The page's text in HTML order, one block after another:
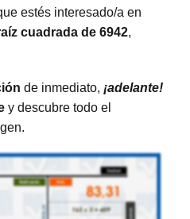
estés interesado/a en
cuadrada de 6942,
de inmediato, ¡adelante!
y descubre todo el